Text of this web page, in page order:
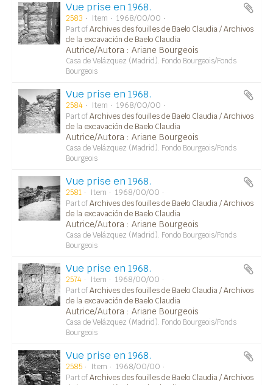
Vue prise en 1968.
2583 Item
1968/00/00
Part ofArchives des fouilles de Baelo Claudia / Archivos
de la excavación de Baelo Claudia
Autrice/Autora : Ariane Bourgeois
Casa de Velázquez (Madrid). Fondo Bourgeois/Fonds
Bourgeois
Vue prise en 1968.
2584 Item
1968/00/00
Part ofArchives des fouilles de Baelo Claudia / Archivos
de la excavación de Baelo Claudia
Autrice/Autora : Ariane Bourgeois
Casa de Velázquez (Madrid). Fondo Bourgeois/Fonds
Bourgeois
Vue prise en 1968.
2581 Item
1968/00/00
Part ofArchives des fouilles de Baelo Claudia / Archivos
de la excavación de Baelo Claudia
Autrice/Autora : Ariane Bourgeois
Casa de Velázquez (Madrid). Fondo Bourgeois/Fonds
Bourgeois
Vue prise en 1968.
2574 Item
1968/00/00
Part ofArchives des fouilles de Baelo Claudia / Archivos
de la excavación de Baelo Claudia
Autrice/Autora : Ariane Bourgeois
Casa de Velázquez (Madrid). Fondo Bourgeois/Fonds
Bourgeois
Vue prise en 1968.
2585 Item
1968/00/00
Part ofArchives des fouilles de Baelo Claudia / Archivos